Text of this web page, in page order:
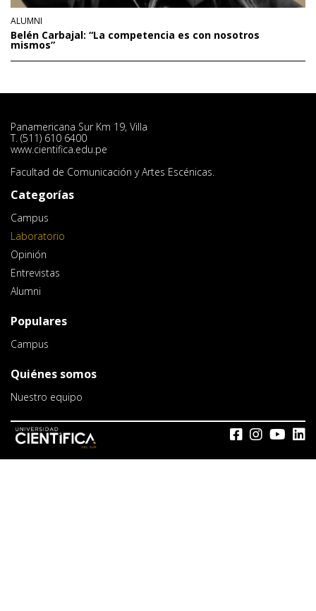
ALUMNI
Belén Carbajal: “La competencia es con nosotros
mismos”
Panamericana Sur Km 19, Villa
T. (511) 610 6400
www.cientifica.edu.pe
Facultad de Comunicación y Artes Escénicas.
Categorías
Campus
Laboratorio
Opinión
Entrevistas
Alumni
Populares
Campus
Quiénes somos
Nuestro equipo